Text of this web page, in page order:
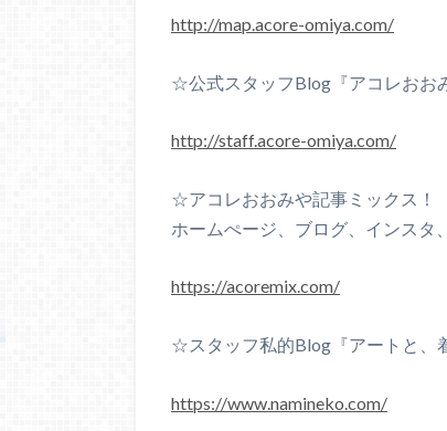
http://map.acore-omiya.com/
☆公式スタッフBlog『アコレおお
http://staff.acore-omiya.com/
☆アコレおおみや記事ミックス！
ホームぺージ、ブログ、インスタ
https://acoremix.com/
☆スタッフ私的Blog『アートと、
https://www.namineko.com/